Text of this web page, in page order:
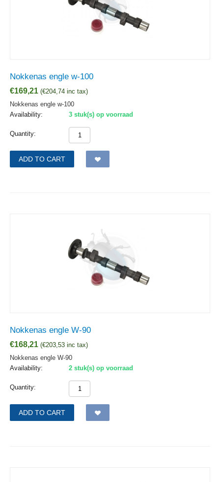
Nokkenas engle w-100
€169,21 (€204,74 inc tax)
Nokkenas engle w-100
Availability:
3 stuk(s) op voorraad
Quantity:
ADD TO CART
Nokkenas engle W-90
€168,21 (€203,53 inc tax)
Nokkenas engle W-90
Availability:
2 stuk(s) op voorraad
Quantity:
ADD TO CART